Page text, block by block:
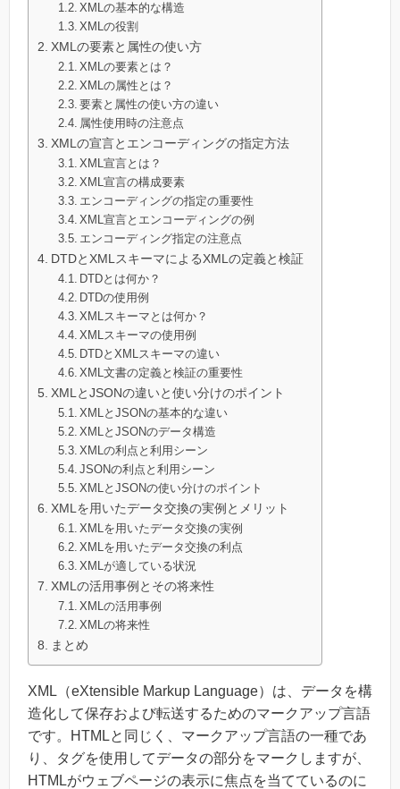
XMLの基本的な構造
XMLの役割
XMLの要素と属性の使い方
XMLの要素とは？
XMLの属性とは？
要素と属性の使い方の違い
属性使用時の注意点
XMLの宣言とエンコーディングの指定方法
XML宣言とは？
XML宣言の構成要素
エンコーディングの指定の重要性
XML宣言とエンコーディングの例
エンコーディング指定の注意点
DTDとXMLスキーマによるXMLの定義と検証
DTDとは何か？
DTDの使用例
XMLスキーマとは何か？
XMLスキーマの使用例
DTDとXMLスキーマの違い
XML文書の定義と検証の重要性
XMLとJSONの違いと使い分けのポイント
XMLとJSONの基本的な違い
XMLとJSONのデータ構造
XMLの利点と利用シーン
JSONの利点と利用シーン
XMLとJSONの使い分けのポイント
XMLを用いたデータ交換の実例とメリット
XMLを用いたデータ交換の実例
XMLを用いたデータ交換の利点
XMLが適している状況
XMLの活用事例とその将来性
XMLの活用事例
XMLの将来性
まとめ
XML（eXtensible Markup Language）は、データを構
造化して保存および転送するためのマークアップ言語
です。HTMLと同じく、マークアップ言語の一種であ
り、タグを使用してデータの部分をマークしますが、
HTMLがウェブページの表示に焦点を当てているのに